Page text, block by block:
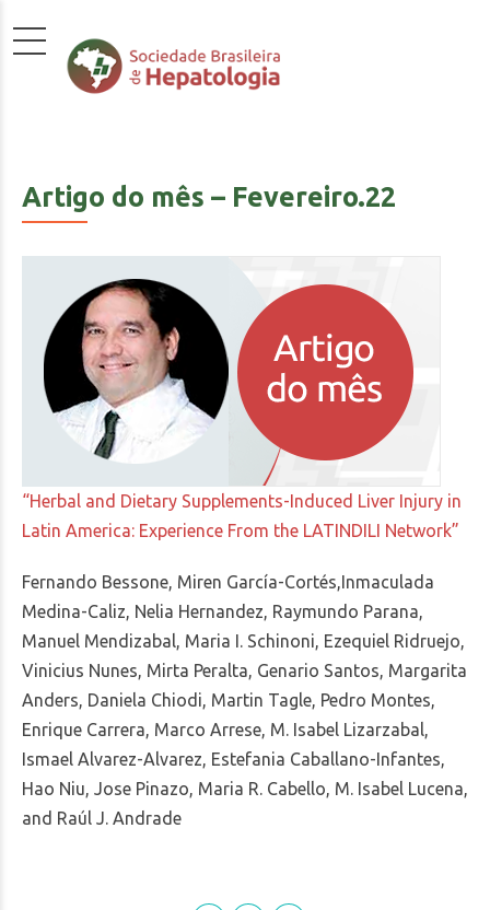
Artigo do mês – Fevereiro.22
“Herbal and Dietary Supplements-Induced Liver Injury in
Latin America: Experience From the LATINDILI Network”
Fernando Bessone, Miren García-Cortés,Inmaculada
Medina-Caliz, Nelia Hernandez, Raymundo Parana,
Manuel Mendizabal, Maria I. Schinoni, Ezequiel Ridruejo,
Vinicius Nunes, Mirta Peralta, Genario Santos, Margarita
Anders, Daniela Chiodi, Martin Tagle, Pedro Montes,
Enrique Carrera, Marco Arrese, M. Isabel Lizarzabal,
Ismael Alvarez-Alvarez, Estefania Caballano-Infantes,
Hao Niu, Jose Pinazo, Maria R. Cabello, M. Isabel Lucena,
and Raúl J. Andrade